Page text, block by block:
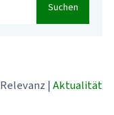
Suchen
Relevanz | Aktualität